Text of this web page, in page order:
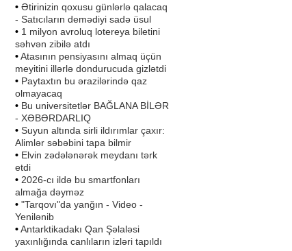
• Ətirinizin qoxusu günlərlə qalacaq
- Satıcıların demədiyi sadə üsul
• 1 milyon avroluq lotereya biletini
səhvən zibilə atdı
•Atasının pensiyasını almaq üçün
meyitini illərlə dondurucuda gizlətdi
• Paytaxtın bu ərazilərində qaz
olmayacaq
• Bu universitetlər BAĞLANA BİLƏR
- XƏBƏRDARLIQ
• Suyun altında sirli ildırımlar çaxır:
Alimlər səbəbini tapa bilmir
• Elvin zədələnərək meydanı tərk
etdi
• 2026-cı ildə bu smartfonları
almağa dəyməz
• "Tarqovı"da yanğın - Video -
Yenilənib
•Antarktikadakı Qan Şəlaləsi
yaxınlığında canlıların izləri tapıldı